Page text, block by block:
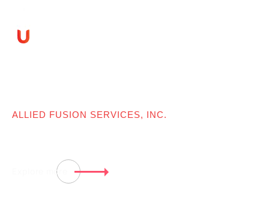
ALLIED FUSION SERVICES, INC.
Explore more